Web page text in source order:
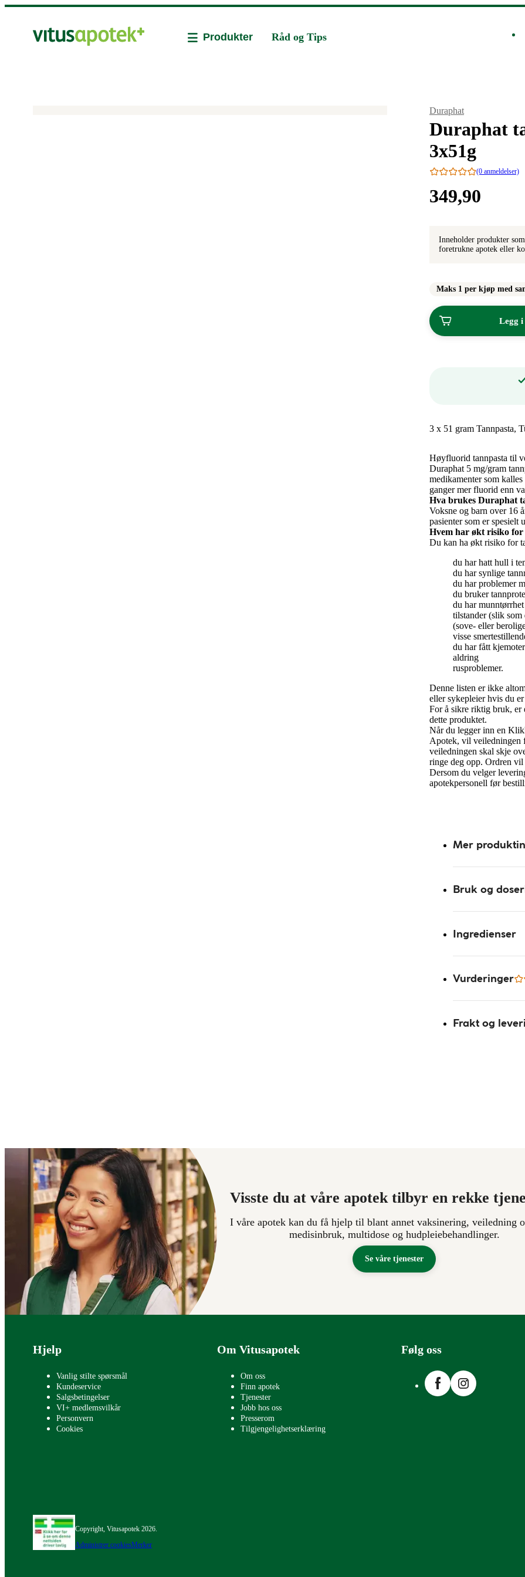
Produkter Råd og Tips
Merke:
Duraphat
Duraphat
3x51g
(0 anmeldelser)
Pris:
kroner.
349,90
Inneholder produkter
foretrukne apotek eller
Maks 1 per kjøp med
Legg
3 x 51 gram Tannpasta,
Høyfluorid tannpasta til
Duraphat 5 mg/gram
medikamenter som
ganger mer fluorid enn
Hva brukes Duraphat
Voksne og barn over 16
pasienter som er spesielt
Hvem har økt risiko for
Du kan ha økt risiko for
du har hatt hull i
du har synlige
du har problemer
du bruker
du har
tilstander (slik som
(sove- eller
visse
du har fått
aldring
rusproblemer.
Denne listen er ikke
eller sykepleier hvis du
For å sikre riktig bruk, er
dette produktet.
Når du legger inn en
Apotek, vil veiledningen
veiledningen skal skje
ringe deg opp. Ordren
Dersom du velger
apotekpersonell før
Mer
Bruk og
Ingredienser
Vurderinger
Frakt og
Visste du at våre apotek tilbyr en rekke
I våre apotek kan du få hjelp til blant annet vaksinering, veiledning
medisinbruk, multidose og hudpleiebehandlinger.
Se våre tjenester
Bunntekst
Hjelp
Vanlig stilte spørsmål
Kundeservice
Salgsbetingelser
VI+ medlemsvilkår
Personvern
Cookies
Om Vitusapotek
Om oss
Finn apotek
Tjenester
Jobb hos oss
Presserom
Tilgjengelighetserklæring
Følg oss
FacebookInstagram
Copyright, Vitusapotek 2026.
Administrer cookiesMerker